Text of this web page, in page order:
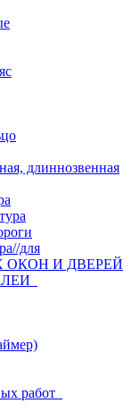
длиннозвенная
для
И ДВЕРЕЙ
работ